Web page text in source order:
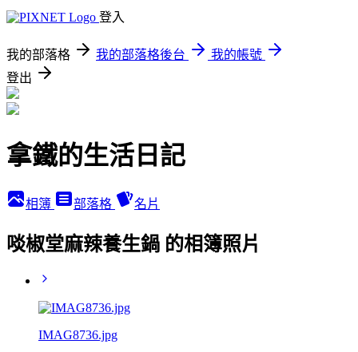
登入
我的部落格 我的部落格後台
我的帳號
登出
拿鐵的生活日記
相簿 部落格 名片
啖椒堂麻辣養生鍋 的相簿照片
IMAG8736.jpg